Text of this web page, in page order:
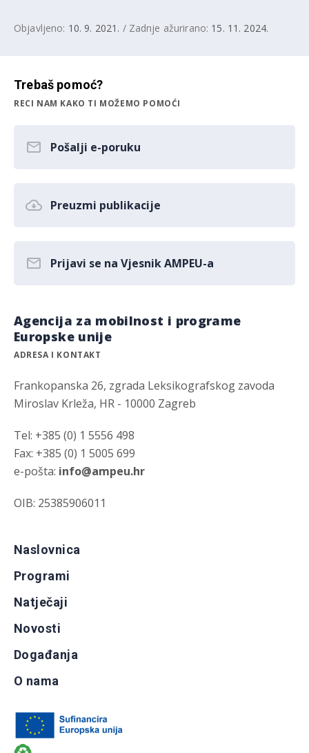
Objavljeno: 10. 9. 2021. / Zadnje ažurirano: 15. 11. 2024.
Trebaš pomoć?
RECI NAM KAKO TI MOŽEMO POMOĆI
Pošalji e-poruku
Preuzmi publikacije
Prijavi se na Vjesnik AMPEU-a
Agencija za mobilnost i programe
Europske unije
ADRESA I KONTAKT
Frankopanska 26, zgrada Leksikografskog zavoda
Miroslav Krleža, HR - 10000 Zagreb
Tel: +385 (0) 1 5556 498
Fax: +385 (0) 1 5005 699
e-pošta: info@ampeu.hr
OIB: 25385906011
Naslovnica
Programi
Natječaji
Novosti
Događanja
O nama